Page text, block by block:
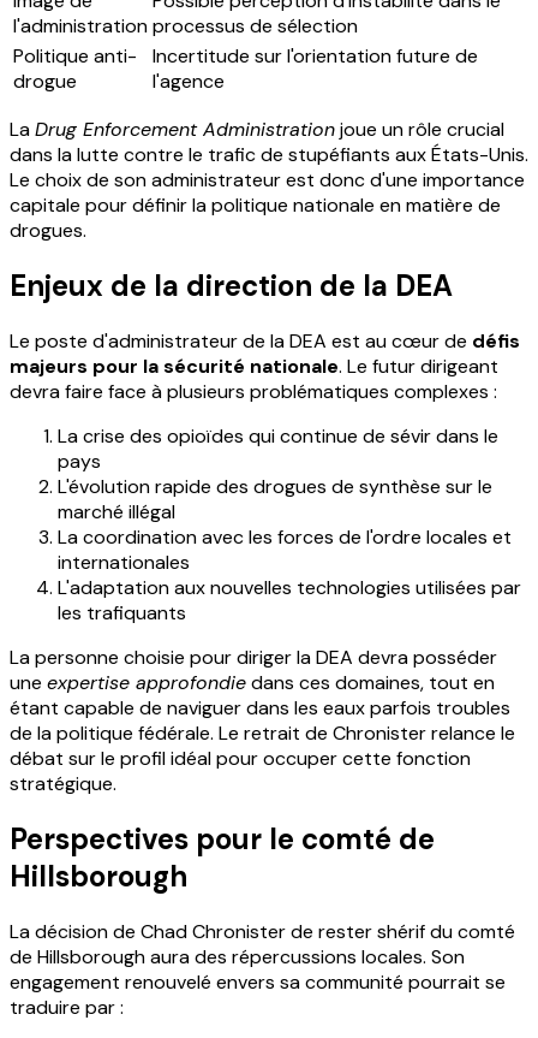
l'administrationprocessus de sélection
Politique anti-
drogue
Incertitude sur l'orientation future de
l'agence
LaDrug Enforcement Administrationjoue un rôle crucial
dans la lutte contre le trafic de stupéfiants aux États-Unis.
Le choix de son administrateur est donc d'une importance
capitale pour définir la politique nationale en matière de
drogues.
Enjeux de la direction de la DEA
Le poste d'administrateur de la DEA est au cœur de défis
majeurs pour la sécurité nationale. Le futur dirigeant
devra faire face à plusieurs problématiques complexes :
La crise des opioïdes qui continue de sévir dans le
pays
L'évolution rapide des drogues de synthèse sur le
marché illégal
La coordination avec les forces de l'ordre locales et
internationales
L'adaptation aux nouvelles technologies utilisées par
les trafiquants
La personne choisie pour diriger la DEA devra posséder
une expertise approfondiedans ces domaines, tout en
étant capable de naviguer dans les eaux parfois troubles
de la politique fédérale. Le retrait de Chronister relance le
débat sur le profil idéal pour occuper cette fonction
stratégique.
Perspectives pour le comté de
Hillsborough
La décision de Chad Chronister de rester shérif du comté
de Hillsborough aura des répercussions locales. Son
engagement renouvelé envers sa communité pourrait se
traduire par :